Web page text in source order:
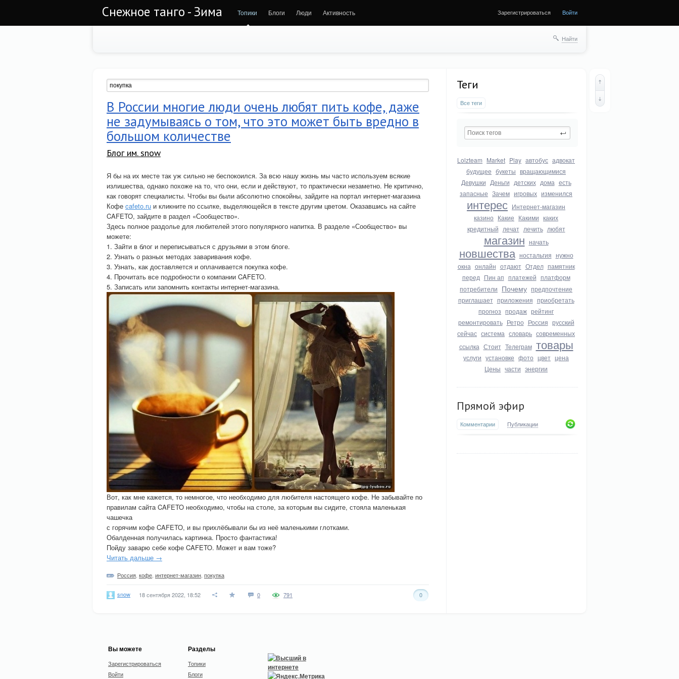
Снежное танго - Зима Топики Блоги Люди Активность Зарегистрироваться Войти
Найти
Теги
Все теги
Lolzteam Market Play автобус адвокат
будущее букеты вращающимися
Девушки Деньги детских дома есть
запасные Зачем игровых изменился
интерес Интернет-магазин
казино Какие Какими каких
кредитный лечат лечить любят
магазин начать
новшества ностальгия нужно
окна онлайн отдают Отдел памятник
перед Пин ап платежей платформ
потребители Почему предпочтение
приглашает приложения приобретать
прогноз продаж рейтинг
ремонтировать Ретро Россия русский
сейчас система словарь современных
ссылка Стоит Телеграм товары
услуги установке фото цвет цена
Цены части энергии
Прямой эфир
Комментарии Публикации
В России многие люди очень любят пить кофе, даже
не задумываясь о том, что это может быть вредно в
большом количестве
Блог им. snow
Я бы на их месте так уж сильно не беспокоился. За всю нашу жизнь мы часто используем всякие
излишества, однако похоже на то, что они, если и действуют, то практически незаметно. Не критично,
как говорят специалисты. Чтобы вы были абсолютно спокойны, зайдите на портал интернет-магазина
Кофе cafeto.ru и кликните по ссылке, выделяющейся в тексте другим цветом. Оказавшись на сайте
CAFETO, зайдите в раздел «Сообщество».
Здесь полное раздолье для любителей этого популярного напитка. В разделе «Сообщество» вы
можете:
1. Зайти в блог и переписываться с друзьями в этом блоге.
2. Узнать о разных методах заваривания кофе.
3. Узнать, как доставляется и оплачивается покупка кофе.
4. Прочитать все подробности о компании CAFETO.
5. Записать или запомнить контакты интернет-магазина.
Вот, как мне кажется, то немногое, что необходимо для любителя настоящего кофе. Не забывайте по
правилам сайта CAFETO необходимо, чтобы на столе, за которым вы сидите, стояла маленькая
чашечка
с горячим кофе CAFETO, и вы прихлёбывали бы из неё маленькими глотками.
Обалденная получилась картинка. Просто фантастика!
Пойду заварю себе кофе CAFETO. Может и вам тоже?
Читать дальше →
Россия кофе интернет-магазин покупка
snow 18 сентября 2022, 18:52 0 0
791
Вы можете
Зарегистрироваться
Войти
Разделы
Топики
Блоги